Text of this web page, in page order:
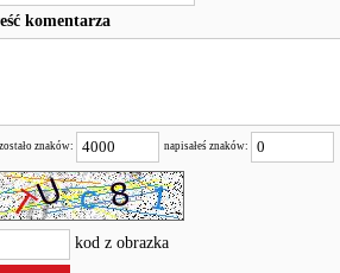
komentarza
znaków: napisałeś znaków:
kod z obrazka